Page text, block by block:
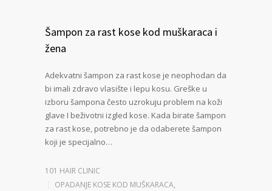
Šampon za rast kose kod muškaraca i
žena
Adekvatni šampon za rast kose je neophodan da
bi imali zdravo vlasište i lepu kosu. Greške u
izboru šampona često uzrokuju problem na koži
glave I beživotni izgled kose. Kada birate šampon
za rast kose, potrebno je da odaberete šampon
koji je specijalno…
101 HAIR CLINIC
OPADANJE KOSE KOD MUŠKARACA,